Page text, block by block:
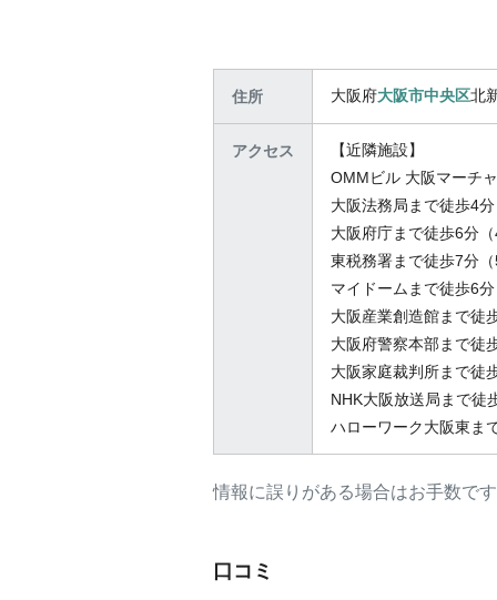
住所 大阪府大阪市中央区北
アクセス
【近隣施設】
OMMビル 大阪マーチ
大阪法務局まで徒歩4
大阪府庁まで徒歩6分
東税務署まで徒歩7分
マイドームまで徒歩6
大阪産業創造館まで徒
大阪府警察本部まで徒
大阪家庭裁判所まで徒
NHK大阪放送局まで徒
ハローワーク大阪東ま
情報に誤りがある場合はお手数で
口コミ